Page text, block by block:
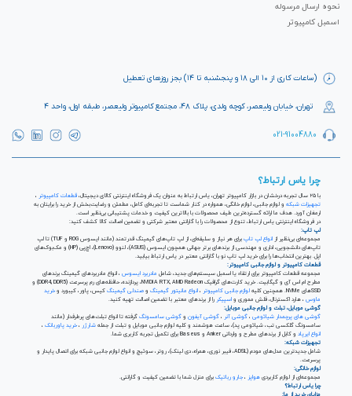
(ساعات کاری از ۱۰ الی ۱۸ و پنجشنبه تا ۱۴) بجز روزهای تعطیل
تهران، خیابان ولیعصر، کوچه ولدی، پلاک ۴۸، مجتمع کامپیوتر ولیعصر، طبقه اول، واحد ۴
021-91004880
نحوه ارسال مرسوله
اسمبل کامپیوتر
چرا یاس ارتباط؟
با ۲۵ سال تجربه درخشان در بازار کامپیوتر تهران، یاس ارتباط به عنوان یک فروشگاه اینترنتی کالای دیجیتال، قطعات کامپیوتر
تجهیزات شبکه
و لوازم جانبی، لوازم خانگی، همواره در کنار شماست تا تجربه‌ای کامل، مطمئن و رضایت‌بخش از خرید را برایتان به
ارمغان آورد. هدف ما ارائه گسترده‌ترین طیف محصولات با بالاترین کیفیت و خدمات پشتیبانی بی‌نظیر است.
در فروشگاه اینترنتی یاس ارتباط، تنوع از محصولات را با گارانتی معتبر شرکتی و تضمین اصالت کالا کشف کنید:
لپ تاپ:
مجموعه‌ای بی‌نظیر از انواع لپ تاپ
برای هر نیاز و سلیقه‌ای، از لپ تاپ‌های گیمینگ قدرتمند (مانند ایسوس ROG و TUF) تا لپ
تاپ‌های دانشجویی، اداری و مهندسی از برندهای برتر جهانی همچون ایسوس (ASUS)، لنوو (Lenovo)، اچ‌پی (HP) و مک‌بوک‌های
اپل. بهترین انتخاب‌ها را برای خرید لپ تاپ نو با گارانتی معتبر در یاس ارتباط بیابید.
قطعات کامپیوتر و لوازم جانبی کامپیوتر:
مجموعه قطعات کامپیوتر برای ارتقاء یا اسمبل سیستم‌های جدید، شامل مادربرد ایسوس ، انواع مادربردهای گیمینگ برندهای
مطرح ام اس آی و گیگابیت. خرید کارت‌های گرافیک NVIDIA RTX, AMD Radeon، پردازنده‌، حافظه‌های رم پرسرعت (DDR4, DDR5) و
SSDهای NVMe. همچنین کلیه
لوازم جانبی کامپیوتر انواع مانیتور گیمینگ صندلی گیمینگ
خرید
ماوس
اسپیکر
گوشی موبایل، تبلت و لوازم جانبی موبایل:
گوشی های پرچمدار شیائومی گوشی آنر گوشی آیفون گوشی سامسونگ گرفته تا انواع تبلت‌های پرطرفدار (مانند
سامسونگ گلکسی تب، شیائومی پد)، ساعت هوشمند و کلیه لوازم جانبی موبایل و تبلت از جمله شارژر خرید پاوربانک
انواع ایرپاد
تجهیزات شبکه:
شامل جدیدترین مدل‌های مودم (ADSL، فیبر نوری، همراه، دی لینک)، روتر، سوئیچ و انواع لوازم جانبی شبکه برای اتصال پایدار و
پرسرعت.
لوازم خانگی:
مجموعه‌ای از لوازم کاربردی هواپز جارو رباتیک
چرا یاس ارتباط؟